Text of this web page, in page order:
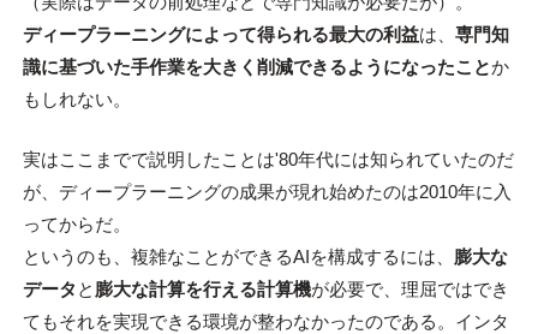
ディープラーニングによって得られる最大の利益は、 専門知
識に基づいた手作業を大きく削減できるようになったことか
もしれない。
実はここまでで説明したことは'80年代には知られていたのだ
が、ディープラーニングの成果が現れ始めたのは2010年に入
ってからだ。
というのも、複雑なことができるAIを構成するには、 膨大な
データ と 膨大な計算を行える計算機が必要で、理屈ではでき
てもそれを実現できる環境が整わなかったのである。インタ